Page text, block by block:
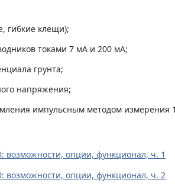
гибкие клещи);
токами 7 мА и 200 мА;
грунта;
напряжения;
импульсным методом измерения
возможности, опции, функционал, ч. 1
возможности, опции, функционал, ч. 2